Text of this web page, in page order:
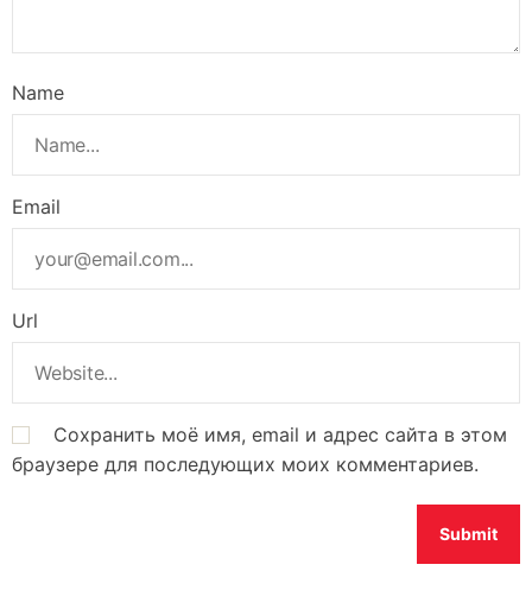
Name
Email
Url
Сохранить моё имя, email и адрес сайта в этом
браузере для последующих моих комментариев.